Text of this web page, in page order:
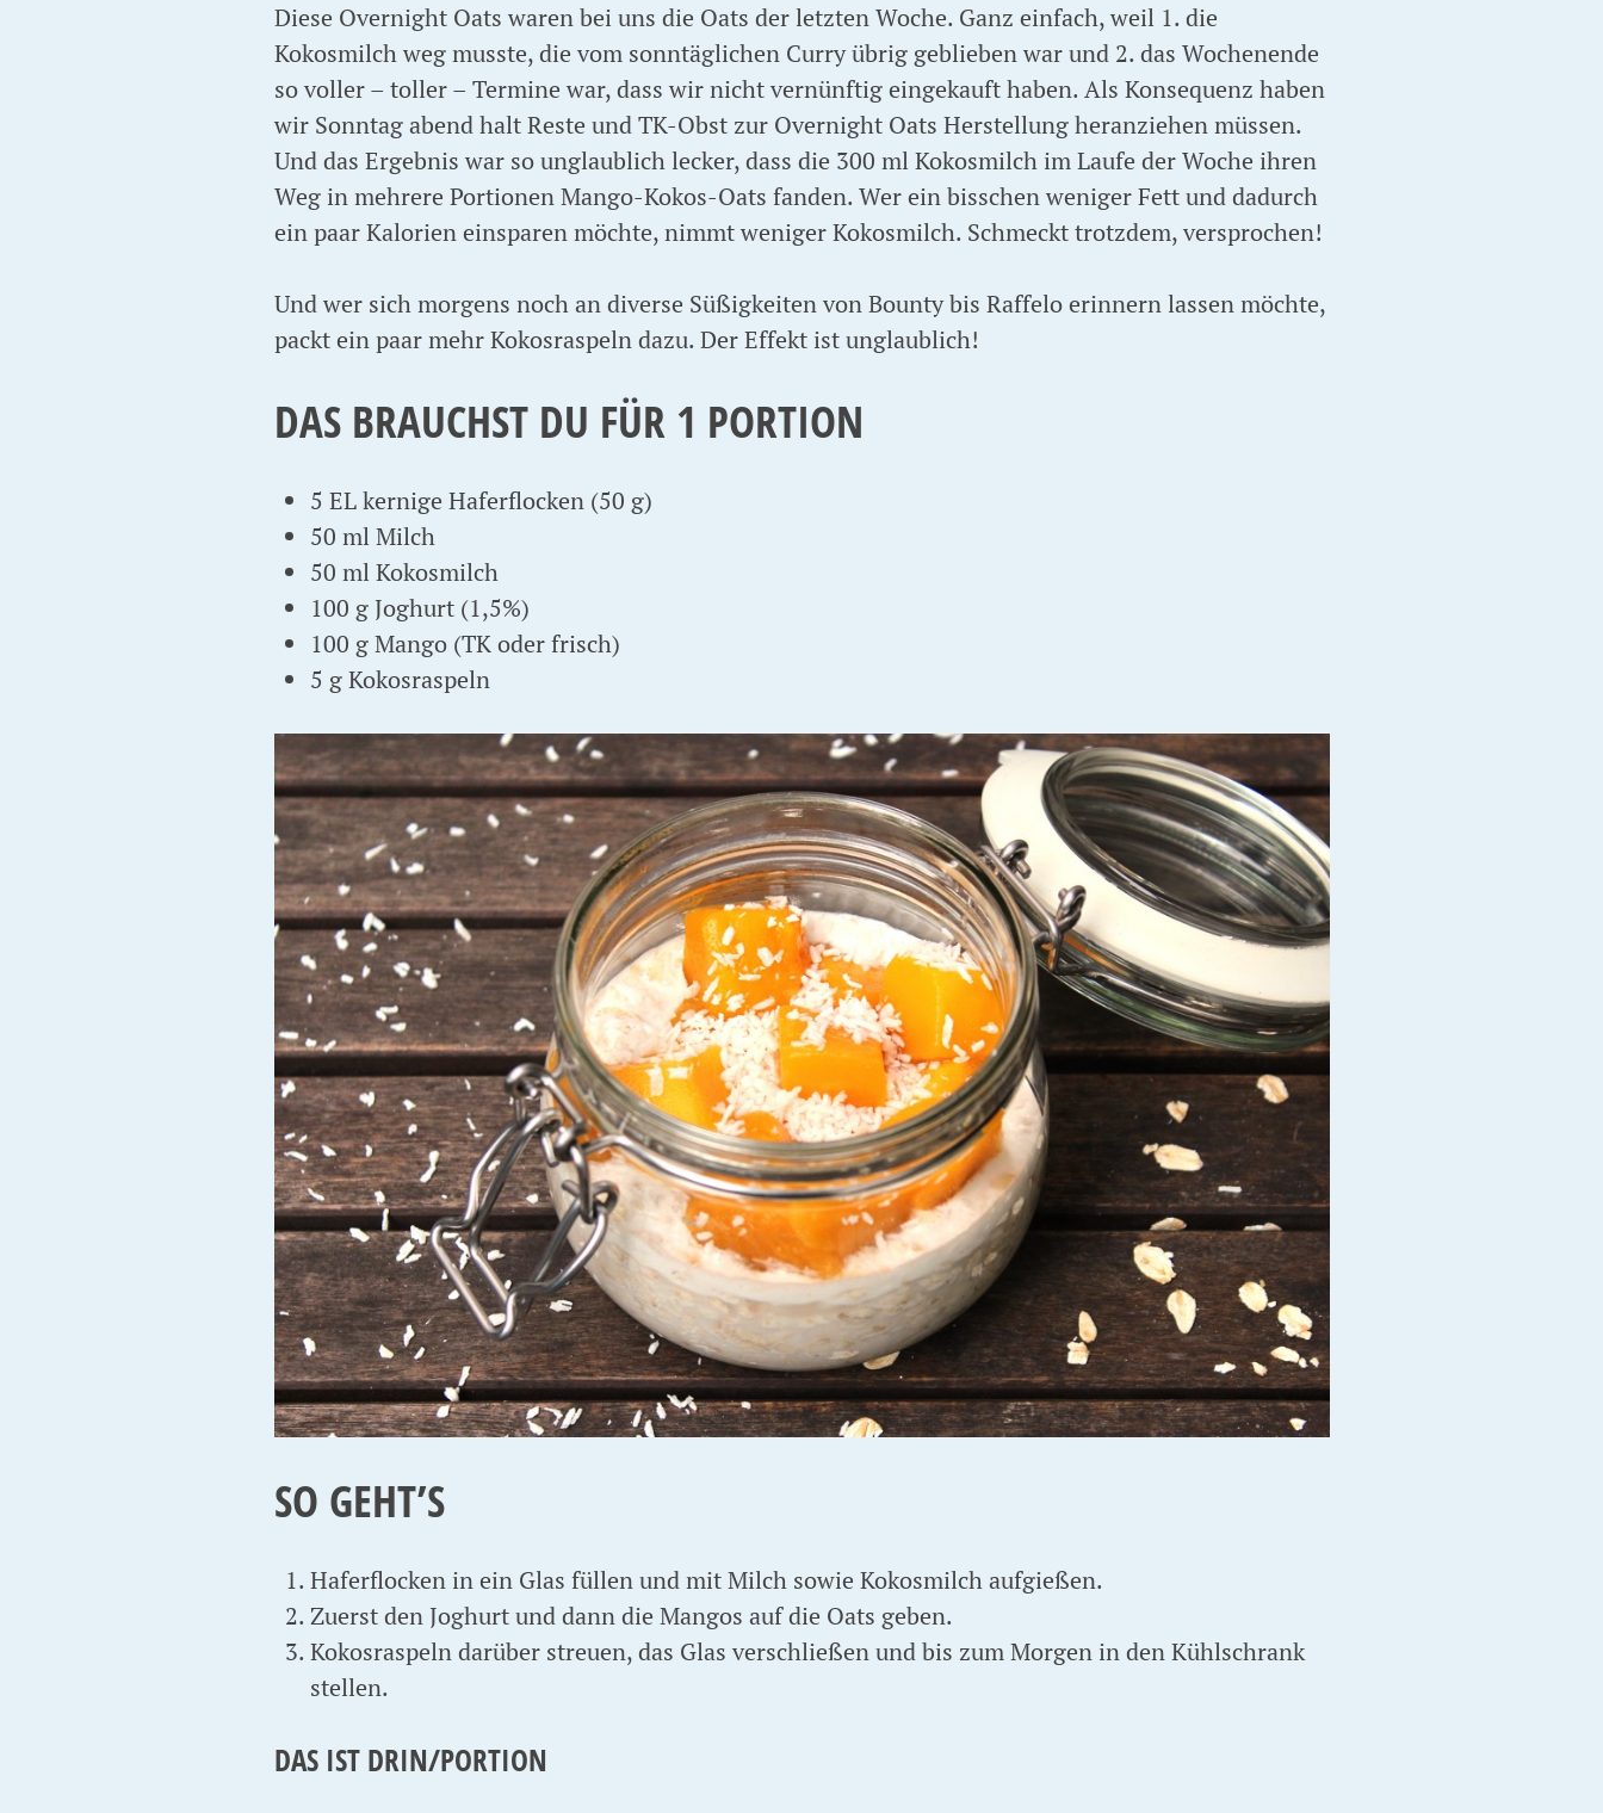
Diese Overnight Oats waren bei uns die Oats der letzten Woche. Ganz einfach, weil 1. die
Kokosmilch weg musste, die vom sonntäglichen Curry übrig geblieben war und 2. das Wochenende
so voller – toller – Termine war, dass wir nicht vernünftig eingekauft haben. Als Konsequenz haben
wir Sonntag abend halt Reste und TK-Obst zur Overnight Oats Herstellung heranziehen müssen.
Und das Ergebnis war so unglaublich lecker, dass die 300 ml Kokosmilch im Laufe der Woche ihren
Weg in mehrere Portionen Mango-Kokos-Oats fanden. Wer ein bisschen weniger Fett und dadurch
ein paar Kalorien einsparen möchte, nimmt weniger Kokosmilch. Schmeckt trotzdem, versprochen!
Und wer sich morgens noch an diverse Süßigkeiten von Bounty bis Raffelo erinnern lassen möchte,
packt ein paar mehr Kokosraspeln dazu. Der Effekt ist unglaublich!
DAS BRAUCHST DU FÜR 1 PORTION
5 EL kernige Haferflocken (50 g)
50 ml Milch
50 ml Kokosmilch
100 g Joghurt (1,5%)
100 g Mango (TK oder frisch)
5 g Kokosraspeln
SO GEHT’S
Haferflocken in ein Glas füllen und mit Milch sowie Kokosmilch aufgießen.
Zuerst den Joghurt und dann die Mangos auf die Oats geben.
Kokosraspeln darüber streuen, das Glas verschließen und bis zum Morgen in den Kühlschrank
stellen.
DAS IST DRIN/PORTION